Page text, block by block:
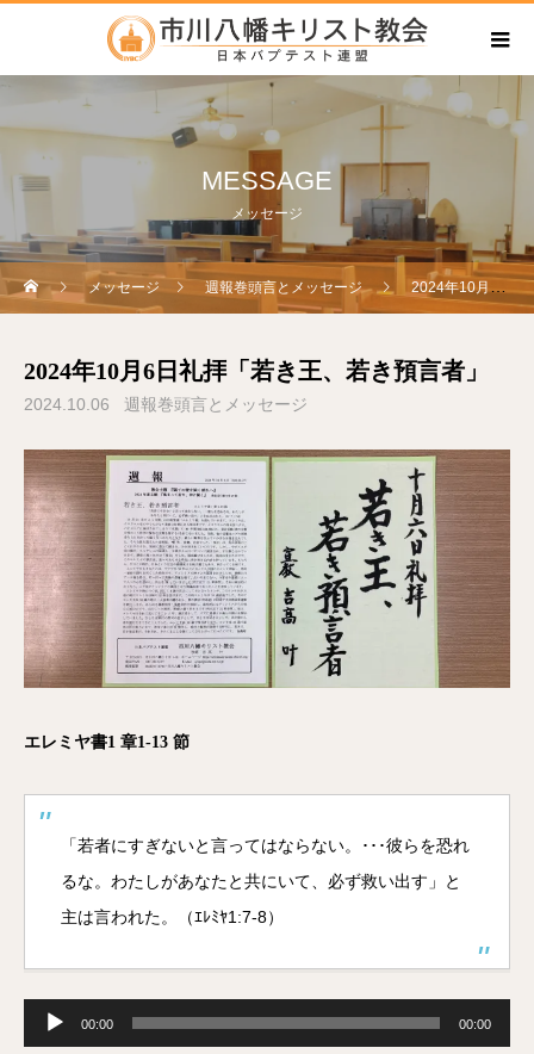
MESSAGE
メッセージ
メッセージ 週報巻頭言とメッセージ 2024年10月6日礼拝「若き王、若き預言者」
2024年10月6日礼拝「若き王、若き預言者」
2024.10.06 週報巻頭言とメッセージ
エレミヤ書1 章1-13 節
「若者にすぎないと言ってはならない。･･･彼らを恐れ
るな。わたしがあなたと共にいて、必ず救い出す」と
主は言われた。（ｴﾚﾐﾔ1:7-8）
00:00 00:00